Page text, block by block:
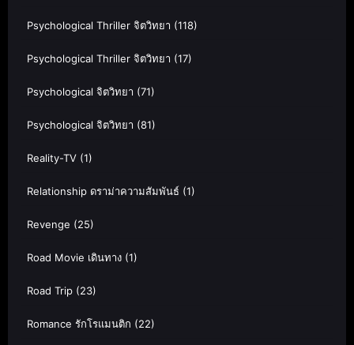
Psychological Thriller จิตวิทยา (118)
Psychological Thriller จิตวิทยา (17)
Psychological จิตวิทยา (71)
Psychological จิตวิทยา (81)
Reality-TV (1)
Relationship ดราม่าความสัมพันธ์ (1)
Revenge (25)
Road Movie เดินทาง (1)
Road Trip (23)
Romance รักโรแมนติก (22)